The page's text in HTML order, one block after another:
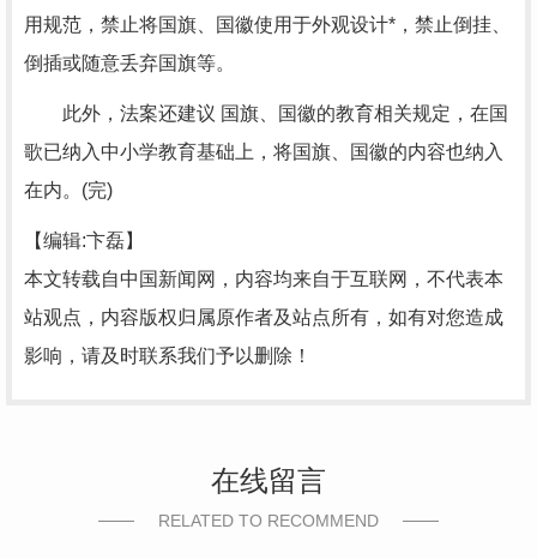
用规范，禁止将国旗、国徽使用于外观设计*，禁止倒挂、
倒插或随意丢弃国旗等。
此外，法案还建议 国旗、国徽的教育相关规定，在国
歌已纳入中小学教育基础上，将国旗、国徽的内容也纳入
在内。(完)
【编辑:卞磊】
本文转载自中国新闻网，内容均来自于互联网，不代表本
站观点，内容版权归属原作者及站点所有，如有对您造成
影响，请及时联系我们予以删除！
在线留言
RELATED TO RECOMMEND